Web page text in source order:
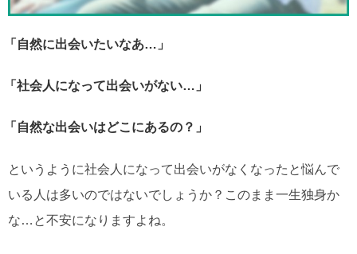
「自然に出会いたいなあ…」
「社会人になって出会いがない…」
「自然な出会いはどこにあるの？」
というように社会人になって出会いがなくなったと悩んで
いる人は多いのではないでしょうか？このまま一生独身か
な…と不安になりますよね。